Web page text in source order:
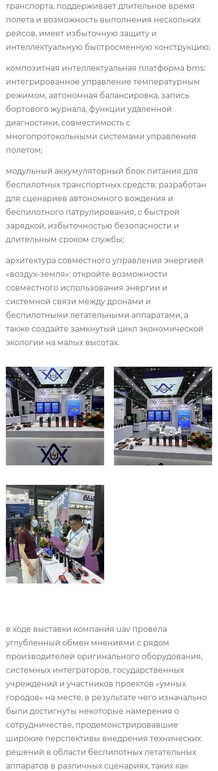
транспорта, поддерживает длительное время
полета и возможность выполнения нескольких
рейсов, имеет избыточную защиту и
интеллектуальную быстросменную конструкцию;
композитная интеллектуальная платформа bms:
интегрированное управление температурным
режимом, автономная балансировка, запись
бортового журнала, функции удаленной
диагностики, совместимость с
многопротокольными системами управления
полетом;
модульный аккумуляторный блок питания для
беспилотных транспортных средств: разработан
для сценариев автономного вождения и
беспилотного патрулирования, с быстрой
зарядкой, избыточностью безопасности и
длительным сроком службы;
архитектура совместного управления энергией
«воздух-земля»: откройте возможности
совместного использования энергии и
системной связи между дронами и
беспилотными летательными аппаратами, а
также создайте замкнутый цикл экономической
экологии на малых высотах.
в ходе выставки компания uav провела
углубленный обмен мнениями с рядом
производителей оригинального оборудования,
системных интеграторов, государственных
учреждений и участников проектов «умных
городов» на месте, в результате чего изначально
были достигнуты некоторые намерения о
сотрудничестве, продемонстрировавшие
широкие перспективы внедрения технических
решений в области беспилотных летательных
аппаратов в различных сценариях, таких как